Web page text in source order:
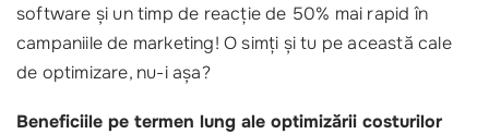
software și un timp de reacție de 50% mai rapid în
campaniile de marketing! O simți și tu pe această cale
de optimizare, nu-i așa?
Beneficiile pe termen lung ale optimizării costurilor